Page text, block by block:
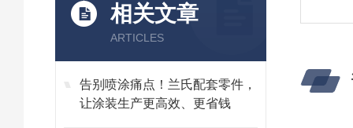
相关文章
ARTICLES
告别喷涂痛点！兰氏配套零件，
让涂装生产更高效、更省钱